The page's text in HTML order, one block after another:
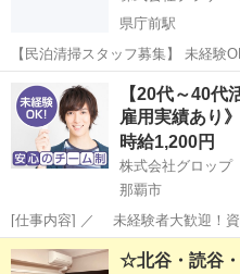
県庁前駅
【民泊清掃スタッフ募集】 未経験OK
設の清掃スタッフを募集しています。 ■仕事内容 ・室内清掃
機、水回り、ベッドメイクなど）
■給与 2,000...
沖縄 那覇市 県庁前駅
【20代～40代
雇用実績あり
時給1,200円
株式会社グロップ
那覇市
[仕事内容] ／ 未経験者大歓迎！
働きながらキャリアアップも目指せます！ ＼ 【施
菜の入出荷業務】 《仕事内容》 （雇入れ直後） 協同組合の青果・野
沖縄 那覇市 工場
☆北谷・読谷